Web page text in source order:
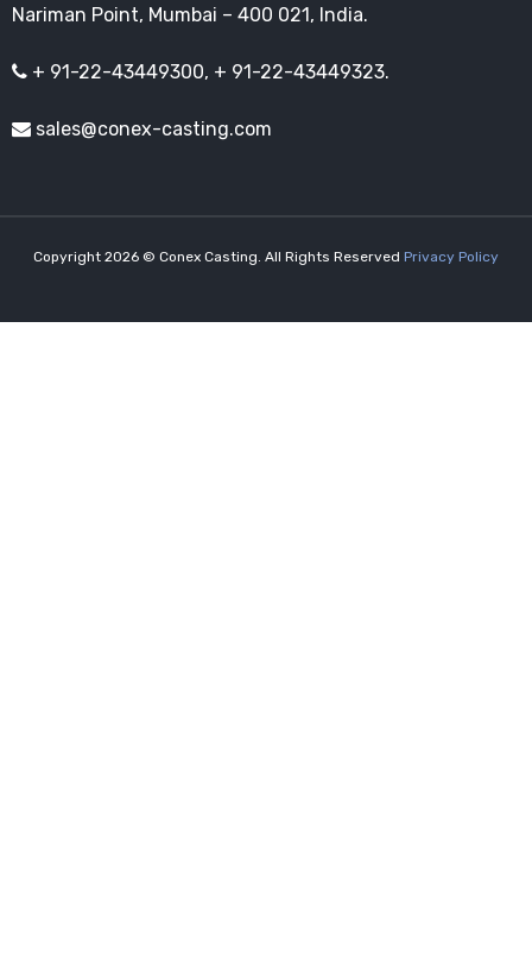
Nariman Point, Mumbai – 400 021, India.
+ 91-22-43449300, + 91-22-43449323.
sales@conex-casting.com
Copyright 2026 © Conex Casting. All Rights Reserved Privacy Policy